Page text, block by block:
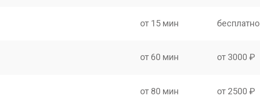
от 15 мин бесплатно
от 60 мин от 3000 ₽
от 80 мин от 2500 ₽